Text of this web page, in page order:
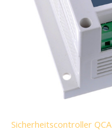
Sicherheitscontroller QCA